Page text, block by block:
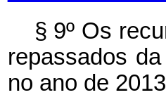
§ 9º Os
repassados
no ano de